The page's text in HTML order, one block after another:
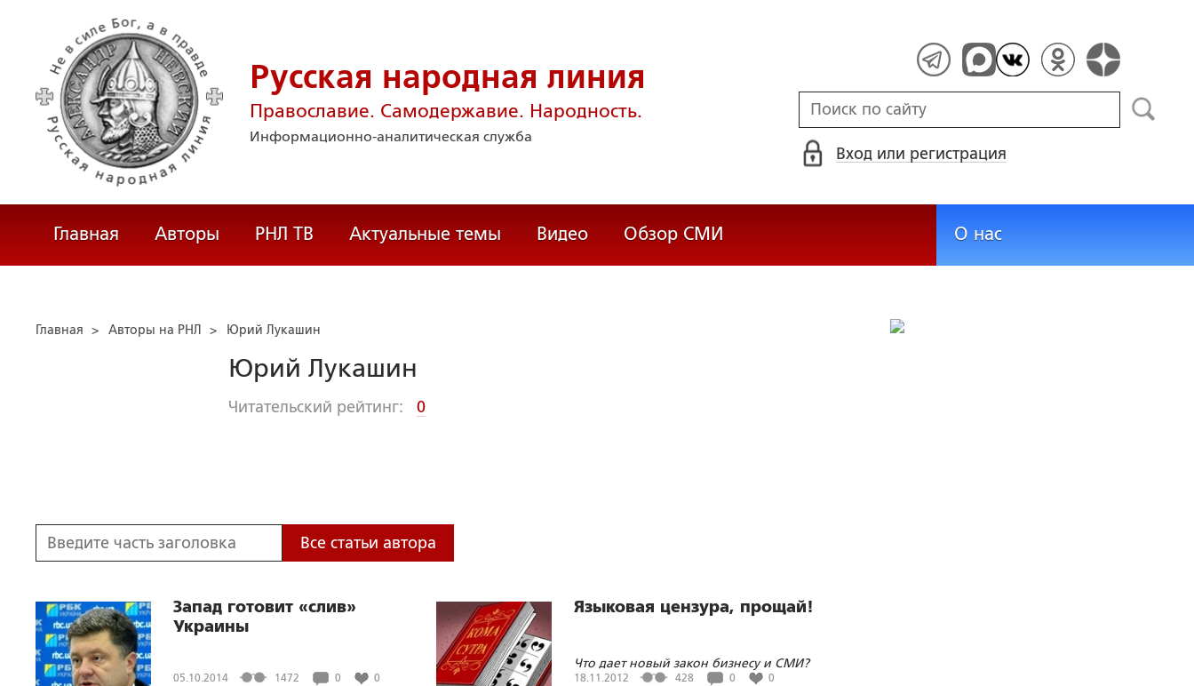
Русская народная линия
Православие. Самодержавие. Народность.
Информационно-аналитическая служба
Вход или регистрация
Главная Авторы РНЛ ТВ Актуальные темы Видео Обзор СМИ О нас
Главная > Авторы на РНЛ > Юрий Лукашин
Юрий Лукашин
Читательский рейтинг: 0
Все статьи автора
Запад готовит «слив»
Украины
05.10.2014 1472 0 0
Языковая цензура, прощай!
Что дает новый закон бизнесу и СМИ?
18.11.2012 428 0 0